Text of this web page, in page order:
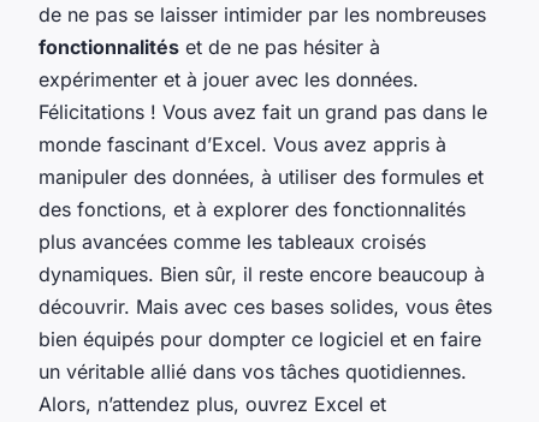
de ne pas se laisser intimider par les nombreuses
fonctionnalités et de ne pas hésiter à
expérimenter et à jouer avec les données.
Félicitations ! Vous avez fait un grand pas dans le
monde fascinant d’Excel. Vous avez appris à
manipuler des données, à utiliser des formules et
des fonctions, et à explorer des fonctionnalités
plus avancées comme les tableaux croisés
dynamiques. Bien sûr, il reste encore beaucoup à
découvrir. Mais avec ces bases solides, vous êtes
bien équipés pour dompter ce logiciel et en faire
un véritable allié dans vos tâches quotidiennes.
Alors, n’attendez plus, ouvrez Excel et